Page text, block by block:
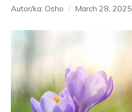
Autor/ka: Osho March 28, 2025